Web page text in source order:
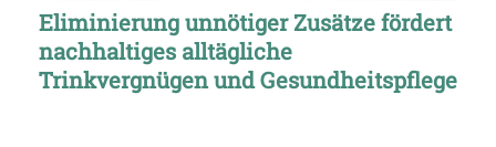
Eliminierung unnötiger Zusätze fördert
nachhaltiges alltägliche
Trinkvergnügen und Gesundheitspflege